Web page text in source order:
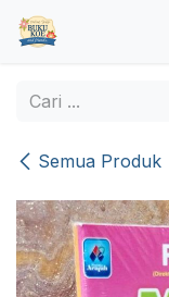
Skip ke Konten
Semua Produk